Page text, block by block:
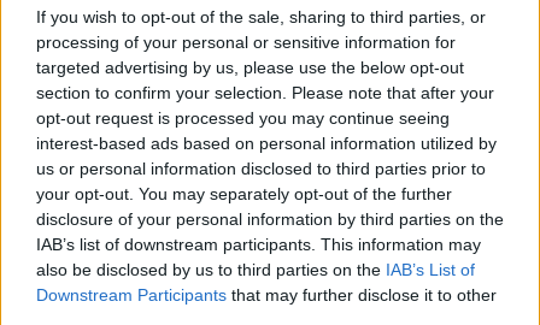
If you wish to opt-out of the sale, sharing to third parties, or
processing of your personal or sensitive information for
targeted advertising by us, please use the below opt-out
section to confirm your selection. Please note that after your
opt-out request is processed you may continue seeing
interest-based ads based on personal information utilized by
us or personal information disclosed to third parties prior to
your opt-out. You may separately opt-out of the further
disclosure of your personal information by third parties on the
IAB’s list of downstream participants. This information may
also be disclosed by us to third parties on the IAB’s List of
Downstream Participants that may further disclose it to other
REPER
SENS
SOS (Șoșoacă)
POT (Gavrilă)
PACE (Peia)
Acțiunea Conservatoare (Târziu)
PDF (Lazarus)
PUSL (D. Voiculescu)
PNȚCD (Pavelescu)